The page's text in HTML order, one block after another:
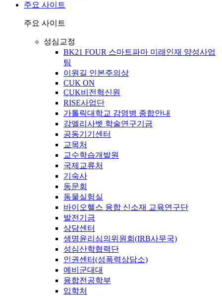
주요 사이트
주요 사이트
성심교정
BK21 FOUR 스마트파마 미래인재 양성사업
팀
이원길 인본주의상
CUK ON
CUK비전혁신원
RISE사업단
가톨릭대학교 감염병 종합안내
강엘리사벳 학술연구기금
공동기기센터
교목처
교수학습개발원
국제교류처
기숙사
동문회
동물실험실
바이오헬스 융합 신소재 교육연구단
발전기금
상담센터
생명윤리심의위원회(IRB사무국)
성심산학협력단
인권센터(성폭력상담소)
예비군대대
융합전공학부
입학처